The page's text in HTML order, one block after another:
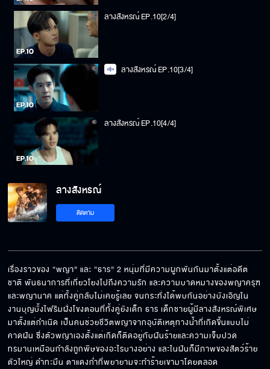
ลางสังหรณ์ EP.10[2/4]
ลางสังหรณ์ EP.10[3/4]
ลางสังหรณ์ EP.10[4/4]
ลางสังหรณ์
ติดตาม
เรื่องราวของ “พญา” และ “ธาร” 2 หนุ่มที่มีความผูกพันกันมาตั้งแต่อดีต
ชาติ พันธนาการที่เกี่ยวโยงไปถึงความรัก และความบาดหมางของพญาครุฑ
และพญานาค แต่ทั้งคู่กลับไม่เคยรู้เลย จนกระทั่งได้พบกันอย่างบังเอิญใน
งานบุญบั้งไฟริมฝั่งโขงตอนที่ทั้งคู่ยังเด็ก ธาร เด็กชายผู้มีลางสังหรณ์พิเศษ
มาตั้งแต่กำเนิด เป็นคนช่วยชีวิตพญาจากอุบัติเหตุทางน้ำที่เกิดขึ้นแบบไม่
คาดฝัน ซึ่งตัวพญาเองตั้งแต่เกิดก็ติดอยู่กับฝันร้ายและความเจ็บปวด
ทรมานเหมือนกำลังถูกพิษของอะไรบางอย่าง และในฝันก็มีภาพของสัตว์ร้าย
ตัวใหญ่ ดำทะมึน ตาแดงก่ำที่พยายามจะทำร้ายเขามาโดยตลอด